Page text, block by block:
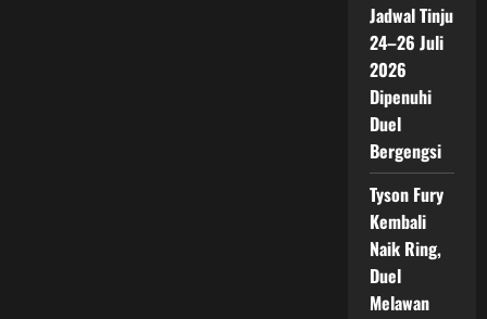
Jadwal Tinju
24–26 Juli
2026
Dipenuhi
Duel
Bergengsi
Tyson Fury
Kembali
Naik Ring,
Duel
Melawan